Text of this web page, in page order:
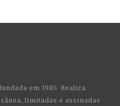
em 1985. Realiza
limitadas e assinadas